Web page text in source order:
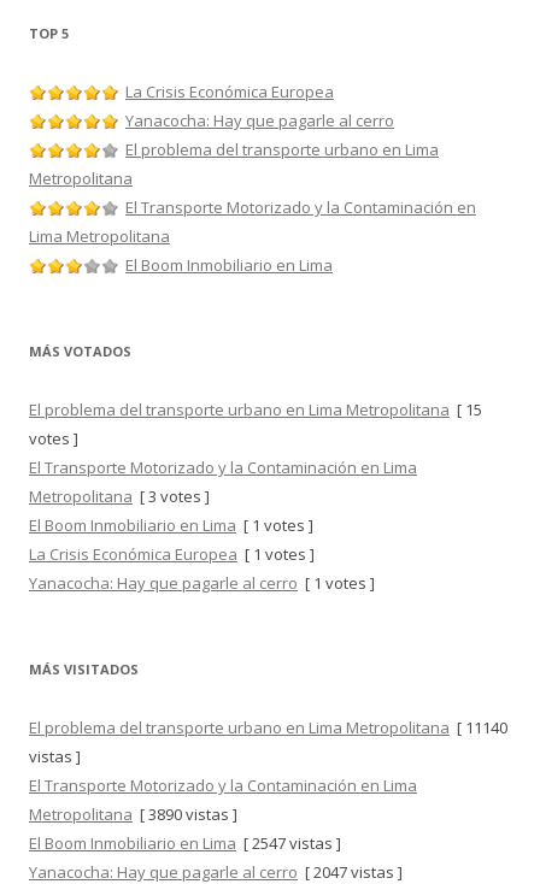
TOP 5
La Crisis Económica Europea
Yanacocha: Hay que pagarle al cerro
El problema del transporte urbano en Lima
Metropolitana
El Transporte Motorizado y la Contaminación en
Lima Metropolitana
El Boom Inmobiliario en Lima
MÁS VOTADOS
El problema del transporte urbano en Lima Metropolitana [ 15
votes ]
El Transporte Motorizado y la Contaminación en Lima
Metropolitana [ 3 votes ]
El Boom Inmobiliario en Lima [ 1 votes ]
La Crisis Económica Europea [ 1 votes ]
Yanacocha: Hay que pagarle al cerro [ 1 votes ]
MÁS VISITADOS
El problema del transporte urbano en Lima Metropolitana [ 11140
vistas ]
El Transporte Motorizado y la Contaminación en Lima
Metropolitana [ 3890 vistas ]
El Boom Inmobiliario en Lima [ 2547 vistas ]
Yanacocha: Hay que pagarle al cerro [ 2047 vistas ]